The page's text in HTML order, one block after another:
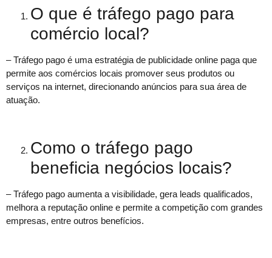
O que é tráfego pago para
comércio local?
– Tráfego pago é uma estratégia de publicidade online paga que
permite aos comércios locais promover seus produtos ou
serviços na internet, direcionando anúncios para sua área de
atuação.
Como o tráfego pago
beneficia negócios locais?
– Tráfego pago aumenta a visibilidade, gera leads qualificados,
melhora a reputação online e permite a competição com grandes
empresas, entre outros benefícios.